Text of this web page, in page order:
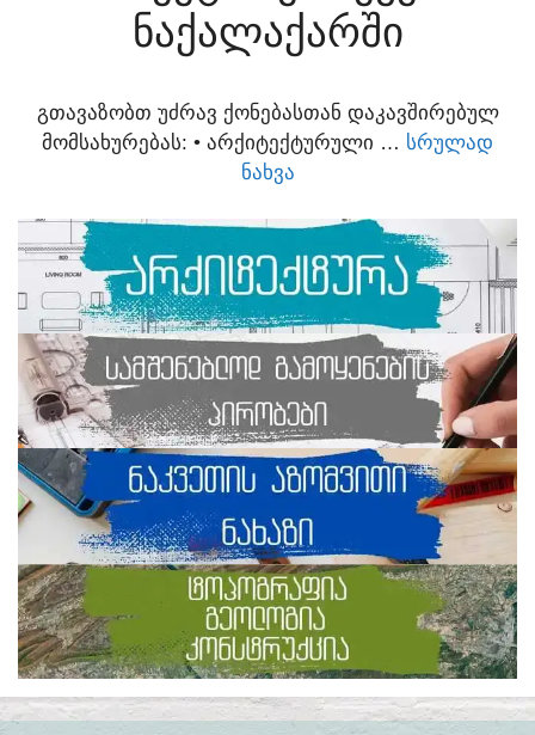
ᲜᲐᲥᲐᲚᲐᲥᲐᲠᲨᲘ
ᲒᲗᲐᲕᲐᲖᲝᲑᲗ ᲣᲫᲠᲐᲕ ᲥᲝᲜᲔᲑᲐᲡᲗᲐᲜ ᲓᲐᲙᲐᲕᲨᲘᲠᲔᲑᲣᲚ
ᲛᲝᲛᲡᲐᲮᲣᲠᲔᲑᲐᲡ:​ • ᲐᲠᲥᲘᲢᲔᲥᲢᲣᲠᲣᲚᲘ … ᲡᲠᲣᲚᲐᲓ
ᲜᲐᲮᲕᲐ